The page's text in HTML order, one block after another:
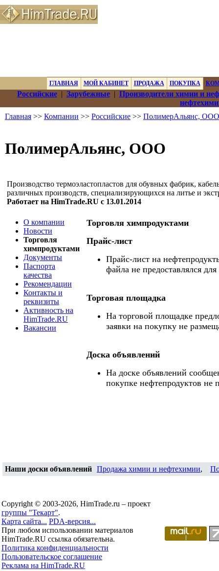
ГЛАВНАЯ МОЙ КАБИНЕТ ПРОДАЖА ПОКУПКА
Российские| Зарубежные| Производители химии и
Главная >> Компании >> Российские >> ПолимерАльянс, ООО
ПолимерАльянс, ООО
Производство термоэластопластов для обувных фабрик,
различных производств, специализирующихся на литье и
Работает на HimTrade.RU с 13.01.2014
О компании
Новости
Торговля
химпродуктами
Документы
Паспорта
качества
Рекомендации
Контакты и
реквизиты
Активность на
HimTrade.RU
Вакансии
Торговля химпродуктами
Прайс-лист
Прайс-лист на
файла не предоставлялся
Торговая площадка
На торговой площадке
заявки на покупку не
Доска объявлений
На доске объявлений
покупке нефтепродуктов не
Наши доски объявлений Продажа химии и нефтехимии,
Copyright © 2003-2026, HimTrade.ru – проект
группы "Текарт".
Карта сайта... PDA-версия...
При любом использовании материалов
HimTrade.RU ссылка обязательна.
Политика конфиденциальности
Пользовательское соглашение
Реклама на HimTrade.RU